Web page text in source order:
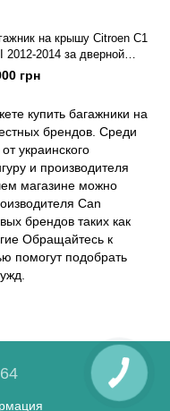
на крышу Citroen C1
2012-2014 за дверной
грн
купить багажники на
брендов. Среди
украинского
и производителя
магазине можно
Can
брендов таких как
Обращайтесь к
помогут подобрать